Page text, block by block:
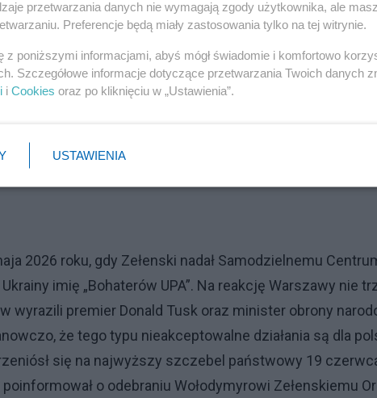
2026 roku, gdy Zełenski nadał Samodzielnemu
imię „Bohaterów UPA”. Na reakcję Warszawy nie
wyrazili premier Donald Tusk oraz minister obrony
że tego typu nieakceptowalne działania są dla
się na najwyższy szczebel państwowy 19
o odebraniu Wołodymyrowi Zełenskiemu
przetwarzania danych nie wymagają zgody użytkownika, ale
Preferencje będą miały zastosowania tylko na tej witrynie.
z poniższymi informacjami, abyś mógł świadomie i komfortowo
Szczegółowe informacje dotyczące przetwarzania Twoich danych
i Cookies oraz po kliknięciu w „Ustawienia”.
USTAWIENIA